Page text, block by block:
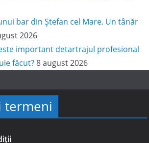
bar din Ștefan cel Mare. Un tânăr
2026
este important detartrajul profesional
făcut? 8 august 2026
termeni